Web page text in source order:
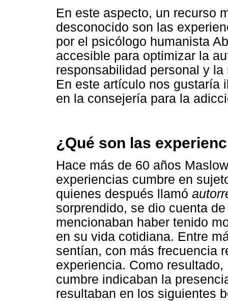
En este aspecto, un recurso
desconocido son las
por el psicólogo humanista
accesible para optimizar la
responsabilidad personal y
En este artículo nos gustaría
en la consejería para la
¿Qué son las
Hace más de 60 años
experiencias cumbre en
quienes después llamó
sorprendido, se dio cuenta
mencionaban haber tenido
en su vida cotidiana. Entre
sentían, con más frecuencia
experiencia. Como
cumbre indicaban la
resultaban en los siguientes